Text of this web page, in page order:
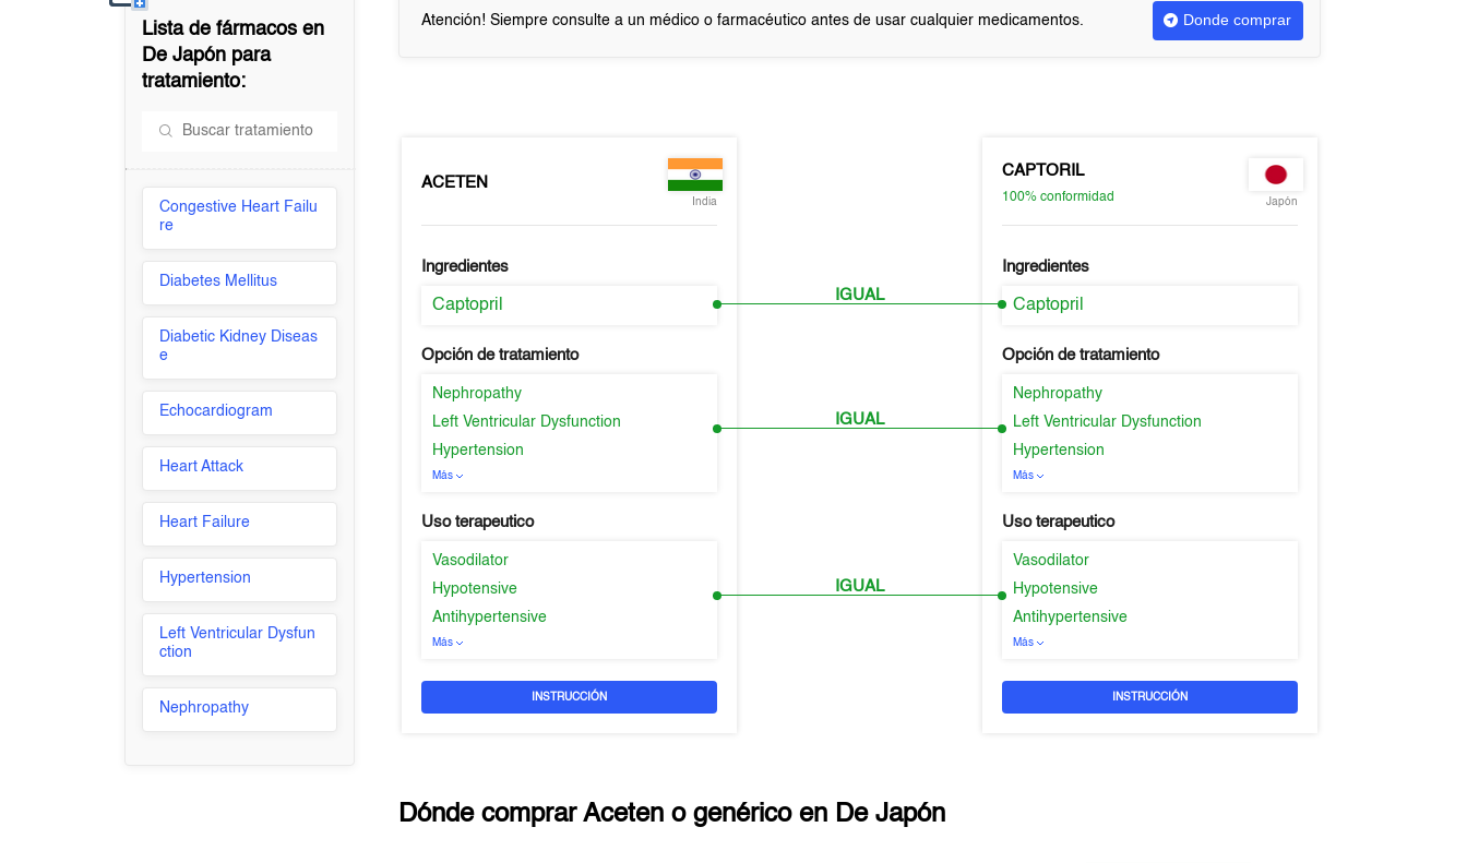
Lista de fármacos en
De Japón para
tratamiento:
Congestive Heart Failu
re
Diabetes Mellitus
Diabetic Kidney Diseas
e
Echocardiogram
Heart Attack
Heart Failure
Hypertension
Left Ventricular Dysfun
ction
Nephropathy
Atención! Siempre consulte a un médico o farmacéutico antes de usar cualquier medicamentos. Donde comprar
ACETEN
India
Ingredientes
Captopril
Opción de tratamiento
Nephropathy
Left Ventricular Dysfunction
Hypertension
Más
Uso terapeutico
Vasodilator
Hypotensive
Antihypertensive
Más
INSTRUCCIÓN
IGUAL
IGUAL
IGUAL
CAPTORIL
100% conformidad Japón
Ingredientes
Captopril
Opción de tratamiento
Nephropathy
Left Ventricular Dysfunction
Hypertension
Más
Uso terapeutico
Vasodilator
Hypotensive
Antihypertensive
Más
INSTRUCCIÓN
Dónde comprarAceten o genérico en De Japón